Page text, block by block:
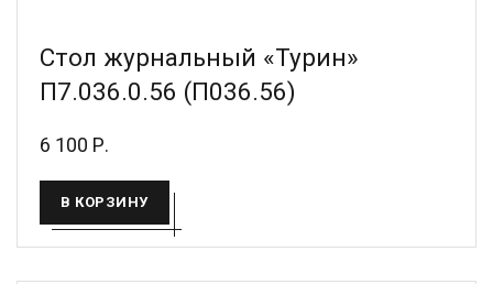
Стол журнальный «Турин»
П7.036.0.56 (П036.56)
6 100 Р.
В КОРЗИНУ